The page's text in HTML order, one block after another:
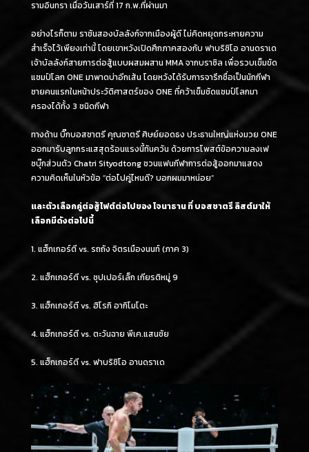
รามอินทรา เมื่อวันเสาร์ที่ 17 ก.พ.ที่ผ่านมา
อย่างไรก็ตาม ราชันสองบัลลังก์จากเมืองผู้ดี ไม่คิดหยุดกระหายความ
สำเร็จไว้เพียงเท่านี้ โดยเขาหวังเปิดศึกภาคสองกับ ฟาบริซิโอ อานดราเด
เจ้าบัลลังก์สายการต่อสู้แบบผสมผสาน MMA จากบราซิล เพื่อรวบเข็มขัด
แชมป์โลก ONE มาพาดบ่าอีกเส้น โดยหวังได้รับการจารึกชื่อเป็นนักกีฬา
ชายคนแรกในหน้าประวัติศาสตร์ของ ONE ที่คว้าเข็มชัดแชมป์โลกมา
ครองได้ทั้ง 3 ชนิดกีฬา
ทางด้าน บิ๊กบอสชาตรี คุณชาตรี ศิษย์ยอดธง ประธานใหญ่แห่งมวย ONE
ออกมารับลูกกระแสสุดร้อนแรงนี้ทันควัน ด้วยการโพสต์ข้อความลงเฟ
ซบุ๊กส่วนตัว Chatri Sityodtong ชวนแฟนกีฬาการต่อสู้ออกมาแสดง
ความคิดเห็นในหัวข้อ “ต่อไปคู่ไหนดี? บอกผมมาหน่อย”
และตัวเลือกคู่ต่อสู้ไฟต์ต่อไปของ โจนาธาน ที่ บอสชาตรี ลิสต์มาให้
เลือกมีดังต่อไปนี้
1. แฮ็กเกอร์ตี vs. รถถัง จิตรเมืองนนท์ (ภาค 3)
2. แฮ็กเกอร์ตี vs. ซุปเปอร์เล็ก เกียรติหมู่ 9
3. แฮ็กเกอร์ตี vs. ฮิโรกิ อากิโมโตะ
4. แฮ็กเกอร์ตี vs. ตะวันฉาย พีเค.แสนชัย
5. แฮ็กเกอร์ตี vs. ฟาบริซิโอ อานดราเด